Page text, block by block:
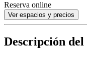
Reserva online
Ver espacios y precios
Descripción